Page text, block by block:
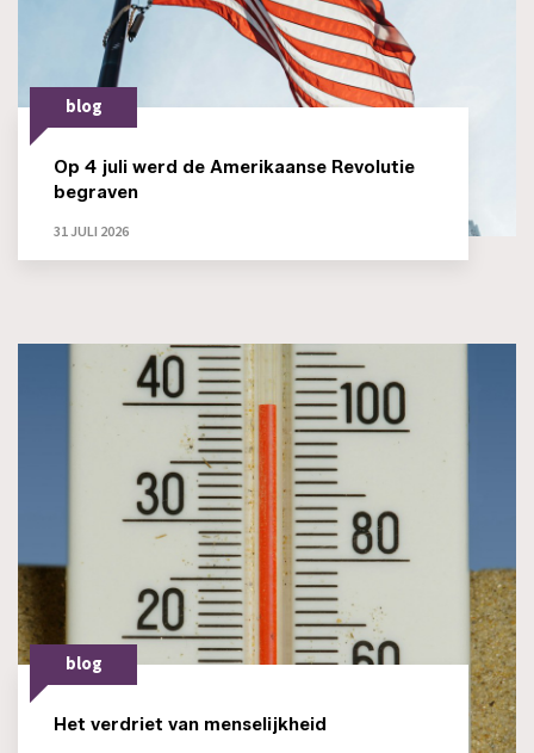
blog
Op 4 juli werd de Amerikaanse Revolutie
begraven
31 JULI 2026
blog
Het verdriet van menselijkheid